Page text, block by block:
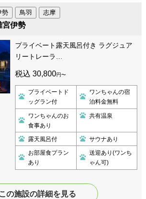
鳥羽 志摩
勢
伊勢
プライベート露天風呂付き ラグジュア
リートレーラ…
税込 30,800円〜
プライベートド
ッグラン付
ワンちゃんの宿
泊料金無料
ワンちゃんのお
食事あり
共有温泉
露天風呂付 サウナあり
お部屋食プラン
あり
送迎あり(ワンち
ゃん可)
この施設の詳細を見る